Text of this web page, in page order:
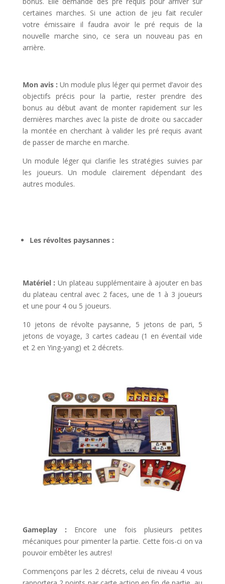
certaines marches. Si une action de jeu fait reculer
votre émissaire il faudra avoir le pré requis de la
nouvelle marche sino, ce sera un nouveau pas en
arrière.
Mon avis : Un module plus léger qui permet d’avoir des
objectifs précis pour la partie, rester prendre des
bonus au début avant de monter rapidement sur les
dernières marches avec la piste de droite ou saccader
la montée en cherchant à valider les pré requis avant
de passer de marche en marche.
Un module léger qui clarifie les stratégies suivies par
les joueurs. Un module clairement dépendant des
autres modules.
Les révoltes paysannes :
Matériel :Un plateau supplémentaire à ajouter en bas
du plateau central avec 2 faces, une de 1 à 3 joueurs
et une pour 4 ou 5 joueurs.
10 jetons de révolte paysanne, 5 jetons de pari, 5
jetons de voyage, 3 cartes cadeau (1 en éventail vide
et 2 en Ying-yang) et 2 décrets.
Gameplay : Encore une fois plusieurs petites
mécaniques pour pimenter la partie. Cette fois-ci on va
pouvoir embêter les autres!
Commençons par les 2 décrets, celui de niveau 4 vous